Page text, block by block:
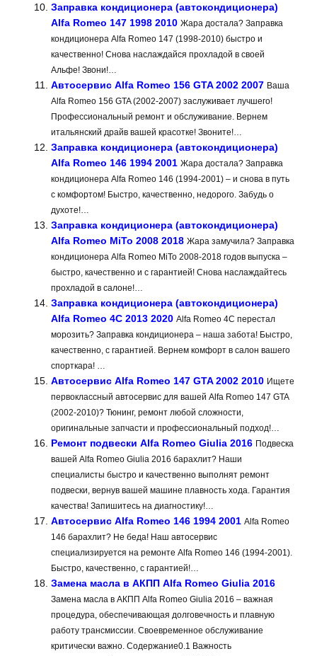
Заправка кондиционера (автокондиционера)
Alfa Romeo 147 1998 2010 Жара достала? Заправка
кондиционера Alfa Romeo 147 (1998-2010) быстро и
качественно! Снова наслаждайся прохладой в своей
Альфе! Звони!…
Автосервис Alfa Romeo 156 GTA 2002 2007 Ваша
Alfa Romeo 156 GTA (2002-2007) заслуживает лучшего!
Профессиональный ремонт и обслуживание. Вернем
итальянский драйв вашей красотке! Звоните!…
Заправка кондиционера (автокондиционера)
Alfa Romeo 146 1994 2001 Жара достала? Заправка
кондиционера Alfa Romeo 146 (1994-2001) – и снова в путь
с комфортом! Быстро, качественно, недорого. Забудь о
духоте!…
Заправка кондиционера (автокондиционера)
Alfa Romeo MiTo 2008 2018 Жара замучила? Заправка
кондиционера Alfa Romeo MiTo 2008-2018 годов выпуска –
быстро, качественно и с гарантией! Снова наслаждайтесь
прохладой в салоне!…
Заправка кондиционера (автокондиционера)
Alfa Romeo 4C 2013 2020 Alfa Romeo 4C перестал
морозить? Заправка кондиционера – наша забота! Быстро,
качественно, с гарантией. Вернем комфорт в салон вашего
спорткара! …
Автосервис Alfa Romeo 147 GTA 2002 2010 Ищете
первоклассный автосервис для вашей Alfa Romeo 147 GTA
(2002-2010)? Тюнинг, ремонт любой сложности,
оригинальные запчасти и профессиональный подход!…
Ремонт подвески Alfa Romeo Giulia 2016 Подвеска
вашей Alfa Romeo Giulia 2016 барахлит? Наши
специалисты быстро и качественно выполнят ремонт
подвески, вернув вашей машине плавность хода. Гарантия
качества! Запишитесь на диагностику!…
Автосервис Alfa Romeo 146 1994 2001 Alfa Romeo
146 барахлит? Не беда! Наш автосервис
специализируется на ремонте Alfa Romeo 146 (1994-2001).
Быстро, качественно, с гарантией!…
Замена масла в АКПП Alfa Romeo Giulia 2016
Замена масла в АКПП Alfa Romeo Giulia 2016 – важная
процедура, обеспечивающая долговечность и плавную
работу трансмиссии. Своевременное обслуживание
критически важно. Содержание0.1 Важность